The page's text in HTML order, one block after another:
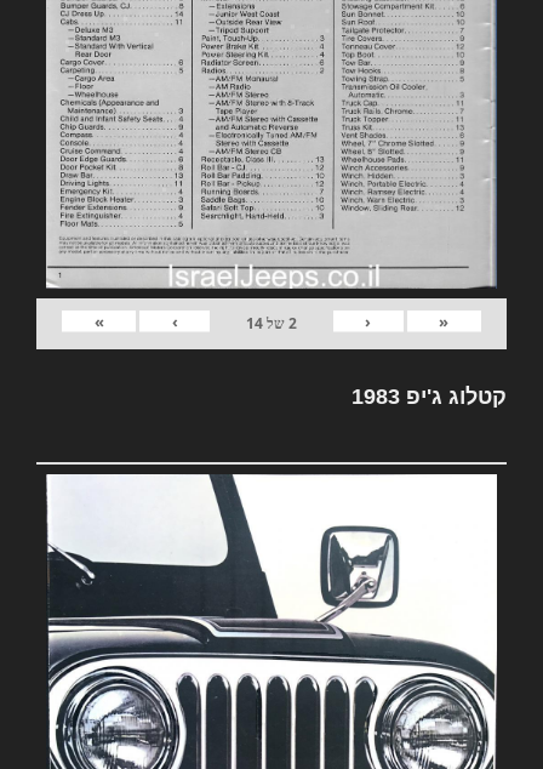
«
‹
2של14
›
»
קטלוג ג'יפ 1983